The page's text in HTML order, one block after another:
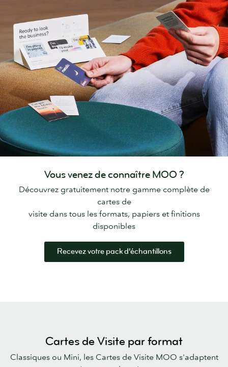
Vous venez de connaître MOO ?
Découvrez gratuitement notre gamme complète de
cartes de
visite dans tous les formats, papiers et finitions
disponibles
Recevez votre pack d’échantillons
Cartes de Visite par format
Classiques ou Mini, les Cartes de Visite MOO s'adaptent